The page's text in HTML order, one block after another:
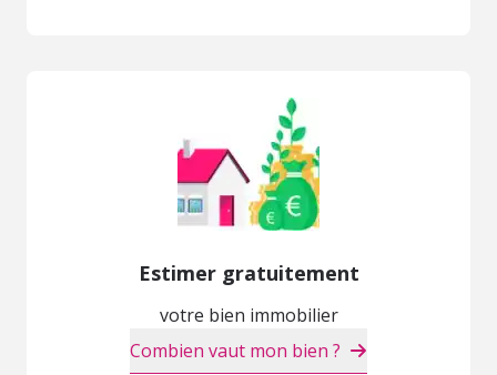
Estimer gratuitement
votre bien immobilier
Combien vaut mon bien ?